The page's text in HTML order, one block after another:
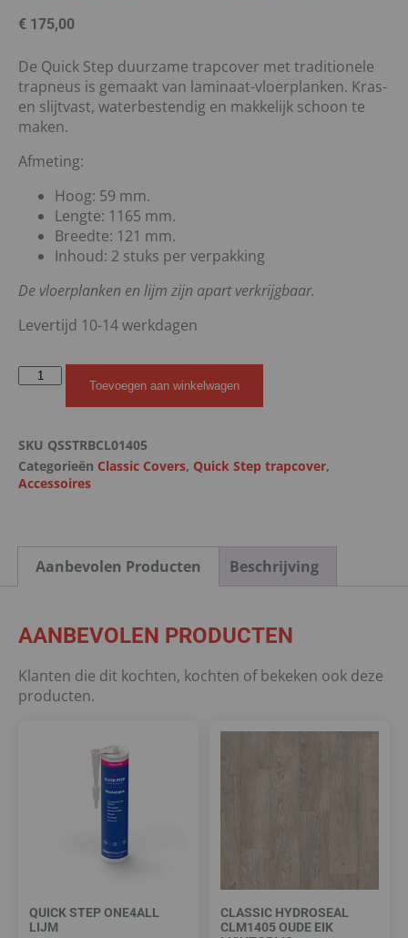
€ 175,00
De Quick Step duurzame trapcover met traditionele
trapneus is gemaakt van laminaat-vloerplanken. Kras-
en slijtvast, waterbestendig en makkelijk schoon te
maken.
Afmeting:
Hoog: 59 mm.
Lengte: 1165 mm.
Breedte: 121 mm.
Inhoud: 2 stuks per verpakking
De vloerplanken en lijm zijn apart verkrijgbaar.
Levertijd 10-14 werkdagen
Toevoegen aan winkelwagen
SKU QSSTRBCL01405
Categorieën Classic Covers, Quick Step trapcover,
Accessoires
Aanbevolen Producten Beschrijving
AANBEVOLEN PRODUCTEN
Klanten die dit kochten, kochten of bekeken ook deze
producten.
QUICK STEP ONE4ALL
LIJM
CLASSIC HYDROSEAL
CLM1405 OUDE EIK